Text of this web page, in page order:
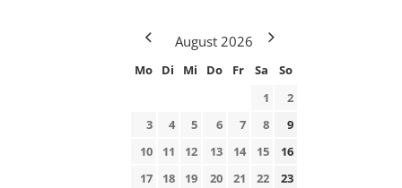
August 2026
Mo Di Mi Do Fr Sa
So
1
2
3
4 5 6 7 8
9
10
11 12 13 14 15
16
17
18 19 20 21 22
23